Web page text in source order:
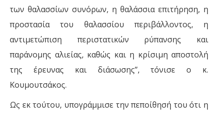
των θαλασσίων συνόρων, η θαλάσσια επιτήρηση, η
προστασία του θαλασσίου περιβάλλοντος, η
αντιμετώπιση περιστατικών ρύπανσης και
παράνομης αλιείας, καθώς και η κρίσιμη αποστολή
της έρευνας και διάσωσης”, τόνισε ο κ.
Κουμουτσάκος.
Ως εκ τούτου, υπογράμμισε την πεποίθησή του ότι η